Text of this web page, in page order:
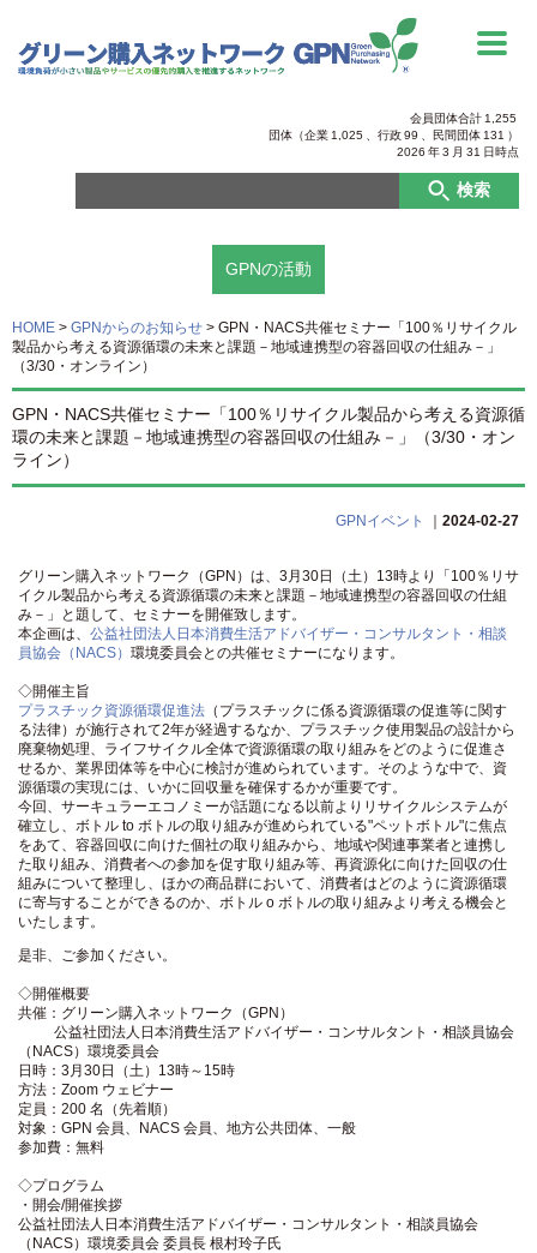
会員団体合計 1,255
団体（企業 1,025 、行政99 民間団体 131 ）
2026 年3 月 31 日時点
検索
GPNの活動
HOME > GPNからのお知らせ > GPN・NACS共催セミナー「100％リサイクル
製品から考える資源循環の未来と課題－地域連携型の容器回収の仕組み－」
（3/30・オンライン）
GPN・NACS共催セミナー「100％リサイクル製品から考える資源循
環の未来と課題－地域連携型の容器回収の仕組み－」（3/30・オン
ライン）
GPNイベント ｜ 2024-02-27
グリーン購入ネットワーク（GPN）は、3月30日（土）13時より「100％リサ
イクル製品から考える資源循環の未来と課題－地域連携型の容器回収の仕組
み－」と題して、セミナーを開催致します。
本企画は、 公益社団法人日本消費生活アドバイザー・コンサルタント・相談
員協会（NACS） 環境委員会との共催セミナーになります。
◇開催主旨
プラスチック資源循環促進法 （プラスチックに係る資源循環の促進等に関す
る法律）が施行されて2年が経過するなか、プラスチック使用製品の設計から
廃棄物処理、ライフサイクル全体で資源循環の取り組みをどのように促進さ
せるか、業界団体等を中心に検討が進められています。そのような中で、資
源循環の実現には、いかに回収量を確保するかが重要です。
今回、サーキュラーエコノミーが話題になる以前よりリサイクルシステムが
確立し、ボトル to ボトルの取り組みが進められている"ペットボトル"に焦点
をあて、容器回収に向けた個社の取り組みから、地域や関連事業者と連携し
た取り組み、消費者への参加を促す取り組み等、再資源化に向けた回収の仕
組みについて整理し、ほかの商品群において、消費者はどのように資源循環
に寄与することができるのか、ボトル o ボトルの取り組みより考える機会と
いたします。
是非、ご参加ください。
◇開催概要
共催：グリーン購入ネットワーク（GPN）
公益社団法人日本消費生活アドバイザー・コンサルタント・相談員協会
（NACS）環境委員会
日時：3月30日（土）13時～15時
方法：Zoom ウェビナー
定員：200 名（先着順）
対象：GPN 会員、NACS 会員、地方公共団体、一般
参加費：無料
◇プログラム
・開会/開催挨拶
公益社団法人日本消費生活アドバイザー・コンサルタント・相談員協会
（NACS）環境委員会 委員長 根村玲子氏